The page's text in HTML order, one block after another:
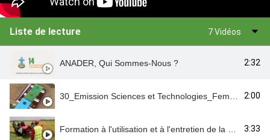
Liste de lecture 7 Vidéos
ANADER, Qui Sommes-Nous ? 2:32
2:00
3:33